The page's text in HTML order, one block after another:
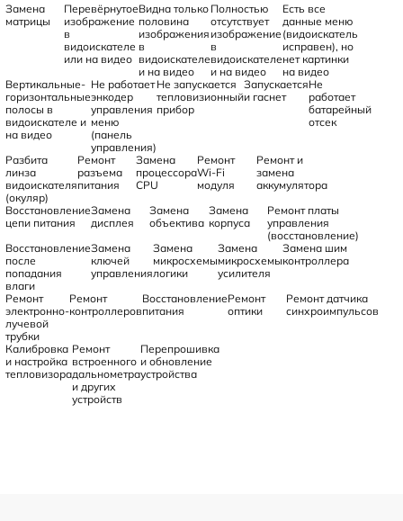
Замена
матрицы
Перевёрнутое
изображение
в
видоискателе
или на видео
Видна только
половина
изображения
в
видоискателе
и на видео
Полностью
отсутствует
изображение
в
видоискателе
и на видео
Есть все
данные меню
(видоискатель
исправен), но
нет картинки
на видео
Вертикальные-
горизонтальные
полосы в
видоискателе и
на видео
Не работает
энкодер
управления
меню
(панель
управления)
Не запускается
тепловизионный
прибор
Запускается
и гаснет
Не
работает
батарейный
отсек
Разбита
линза
видоискателя
(окуляр)
Ремонт
разъема
питания
Замена
процессора
CPU
Ремонт
Wi-Fi
модуля
Ремонт и
замена
аккумулятора
Восстановление
цепи питания
Замена
дисплея
Замена
объектива
Замена
корпуса
Ремонт платы
управления
(восстановление)
Восстановление
после
попадания
влаги
Замена
ключей
управления
Замена
микросхемы
логики
Замена
микросхемы
усилителя
Замена шим
контроллера
Ремонт
электронно-
лучевой
трубки
Ремонт
контроллеров
Восстановление
питания
Ремонт
оптики
Ремонт датчика
синхроимпульсов
Калибровка
и настройка
тепловизора
Ремонт
встроенного
дальнометра
и других
устройств
Перепрошивка
и обновление
устройства